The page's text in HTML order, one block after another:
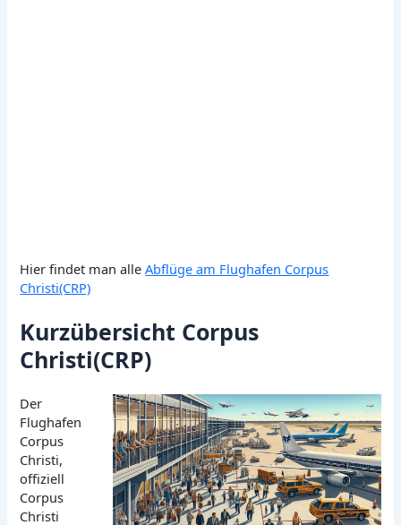
Hier findet man alleAbflüge am Flughafen Corpus
Christi(CRP)
Kurzübersicht Corpus
Christi(CRP)
Der
Flughafen
Corpus
Christi,
offiziell
Corpus
Christi